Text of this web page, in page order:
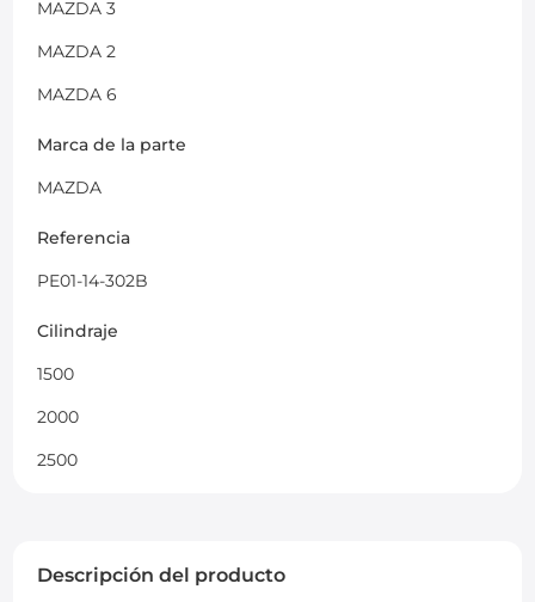
MAZDA 3
MAZDA 2
MAZDA 6
Marca de la parte
MAZDA
Referencia
PE01-14-302B
Cilindraje
1500
2000
2500
Descripción del producto